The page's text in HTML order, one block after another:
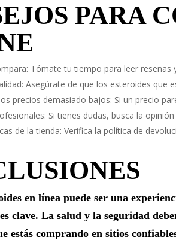
PARA
Tómate tu tiempo para leer
Asegúrate de que los esteroides que
precios demasiado bajos: Si un precio
Si tienes dudas, busca la
de la tienda: Verifica la política de
en línea puede ser una
clave. La salud y la seguridad
estás comprando en sitios